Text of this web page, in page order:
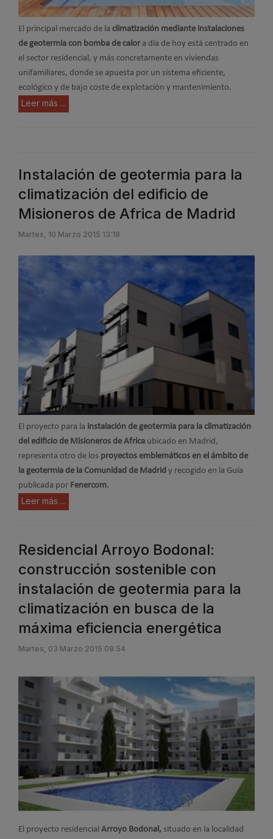
El principal mercado de la climatización mediante instalaciones
de geotermia con bomba de calor a día de hoy está centrado en
el sector residencial, y más concretamente en viviendas
unifamiliares, donde se apuesta por un sistema eficiente,
ecológico y de bajo coste de explotación y mantenimiento.
Leer más ...
Instalación de geotermia para la
climatización del edificio de
Misioneros de Africa de Madrid
Martes, 10 Marzo 2015 13:18
El proyecto para la instalación de geotermia para la climatización
del edificio de Misioneros de Africa ubicado en Madrid,
representa otro de los proyectos emblemáticos en el ámbito de
la geotermia de la Comunidad de Madrid y recogido en la Guía
publicada por Fenercom.
Leer más ...
Residencial Arroyo Bodonal:
construcción sostenible con
instalación de geotermia para la
climatización en busca de la
máxima eficiencia energética
Martes, 03 Marzo 2015 09:54
El proyecto residencial Arroyo Bodonal, situado en la localidad